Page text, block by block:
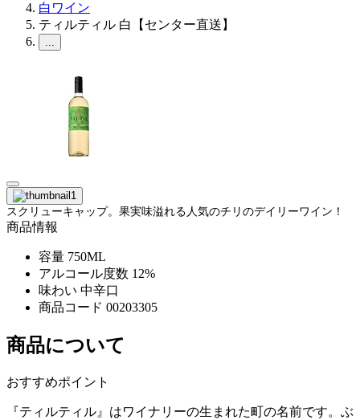
白ワイン
ティルティル 白【センター直送】
...
スクリューキャップ。果実味溢れる人気のチリのデイリーワイン！
商品情報
容量 750ML
アルコール度数 12%
味わい 中辛口
商品コード 00203305
商品について
おすすめポイント
『ティルティル』はワイナリーの生まれた町の名前です。ぶ